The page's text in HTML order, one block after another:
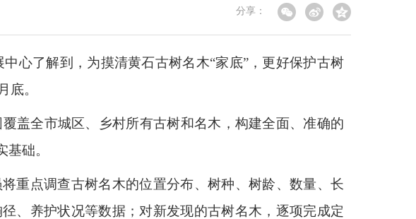
分享：
心了解到，为摸清黄石古树名木“家底”，更好保护古树
底。
盖全市城区、乡村所有古树和名木，构建全面、准确的
础。
重点调查古树名木的位置分布、树种、树龄、数量、长
、养护状况等数据；对新发现的古树名木，逐项完成定